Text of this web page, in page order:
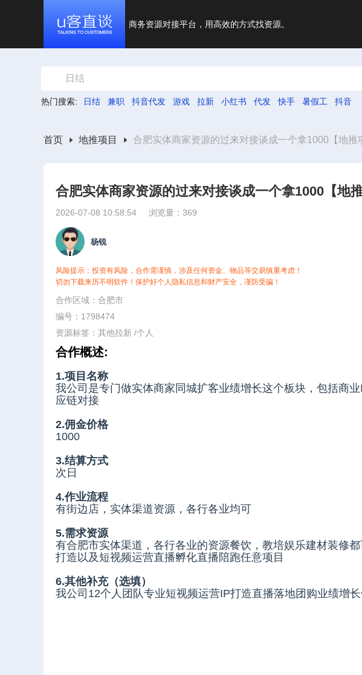
商务资源对接平台，用高效的方式找资源。
日结
热门搜索: 日结 兼职 抖音代发 游戏 拉新 小红书 代发 快手 暑假工 抖音
首页 地推项目 合肥实体商家资源的过来对接谈成一个拿1000【地推
合肥实体商家资源的过来对接谈成一个拿1000【地推
2026-07-08 10:58:54 浏览量：369
杨锐
风险提示：投资有风险，合作需谨慎，涉及任何资金、物品等交易慎重考虑！
切勿下载来历不明软件！保护好个人隐私信息和财产安全，谨防受骗！
合作区域：合肥市
编号：1798474
资源标签： 其他拉新 /个人
合作概述:
1.项目名称
我公司是专门做实体商家同城扩客业绩增长这个板块，包括商
应链对接
2.佣金价格
1000
3.结算方式
次日
4.作业流程
有街边店，实体渠道资源，各行各业均可
5.需求资源
有合肥市实体渠道，各行各业的资源餐饮，教培娱乐建材装修
打造以及短视频运营直播孵化直播陪跑任意项目
6.其他补充（选填）
我公司12个人团队专业短视频运营IP打造直播落地团购业绩增